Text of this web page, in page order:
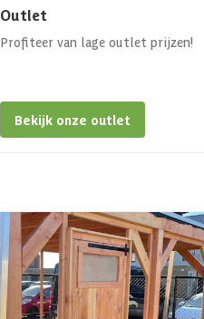
Outlet
Profiteer van lage outlet prijzen!
Bekijk onze outlet